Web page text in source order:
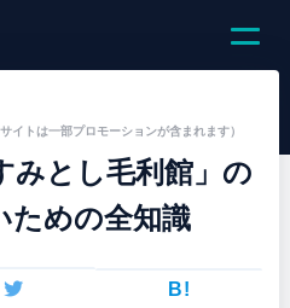
サイトは一部プロモーションが含まれます）
みとし毛利館」の
ための全知識
B!